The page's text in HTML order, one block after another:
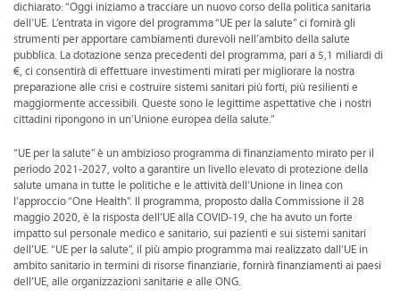
dichiarato: “Oggi iniziamo a tracciare un nuovo corso della politica sanitaria
dell’UE. L’entrata in vigore del programma “UE per la salute” ci fornirà gli
strumenti per apportare cambiamenti durevoli nell’ambito della salute
pubblica. La dotazione senza precedenti del programma, pari a 5,1 miliardi di
€, ci consentirà di effettuare investimenti mirati per migliorare la nostra
preparazione alle crisi e costruire sistemi sanitari più forti, più resilienti e
maggiormente accessibili. Queste sono le legittime aspettative che i nostri
cittadini ripongono in un’Unione europea della salute.”
“UE per la salute” è un ambizioso programma di finanziamento mirato per il
periodo 2021-2027, volto a garantire un livello elevato di protezione della
salute umana in tutte le politiche e le attività dell’Unione in linea con
l’approccio “One Health”. Il programma, proposto dalla Commissione il 28
maggio 2020, è la risposta dell’UE alla COVID-19, che ha avuto un forte
impatto sul personale medico e sanitario, sui pazienti e sui sistemi sanitari
dell’UE. “UE per la salute”, il più ampio programma mai realizzato dall’UE in
ambito sanitario in termini di risorse finanziarie, fornirà finanziamenti ai paesi
dell’UE, alle organizzazioni sanitarie e alle ONG.